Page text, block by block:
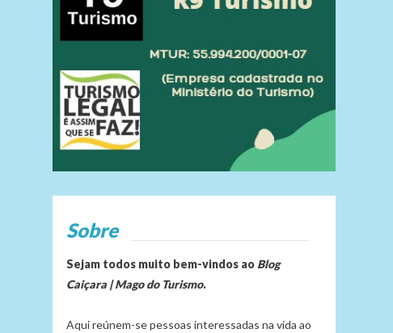
Sobre
Sejam todos muito bem-vindos ao Blog
Caiçara | Mago do Turismo.
Aqui reúnem-se pessoas interessadas na vida ao